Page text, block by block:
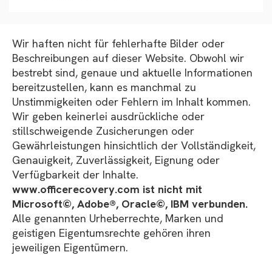
Wir haften nicht für fehlerhafte Bilder oder
Beschreibungen auf dieser Website. Obwohl wir
bestrebt sind, genaue und aktuelle Informationen
bereitzustellen, kann es manchmal zu
Unstimmigkeiten oder Fehlern im Inhalt kommen.
Wir geben keinerlei ausdrückliche oder
stillschweigende Zusicherungen oder
Gewährleistungen hinsichtlich der Vollständigkeit,
Genauigkeit, Zuverlässigkeit, Eignung oder
Verfügbarkeit der Inhalte.
www.officerecovery.com ist nicht mit
Microsoft©, Adobe®, Oracle©, IBM verbunden.
Alle genannten Urheberrechte, Marken und
geistigen Eigentumsrechte gehören ihren
jeweiligen Eigentümern.